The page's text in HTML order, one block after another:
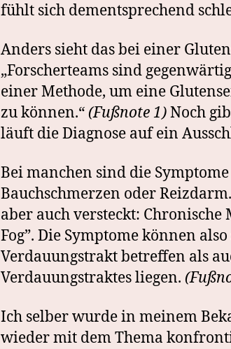
fühlt sich dementsprechend
Anders sieht das bei einer
„Forscherteams sind
einer Methode, um eine
zu können.“ (Fußnote 1)Noch
läuft die Diagnose auf ein
Bei manchen sind die
Bauchschmerzen oder
aber auch versteckt:
Fog”. Die Symptome können
Verdauungstrakt betreffen als
Verdauungstraktes liegen.
Ich selber wurde in meinem
wieder mit dem Thema